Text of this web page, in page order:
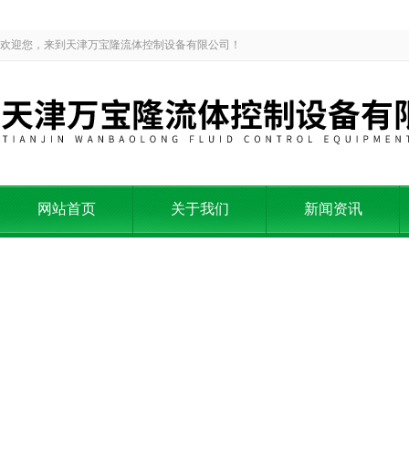
欢迎您，来到天津万宝隆流体控制设备有限公司！
网站首页 关于我们 新闻资讯